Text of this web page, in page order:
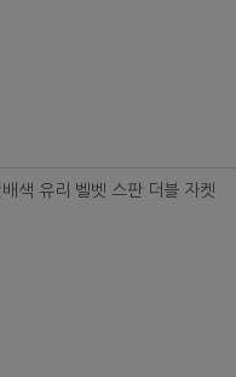
색 유리 벨벳 스판 더블 자켓